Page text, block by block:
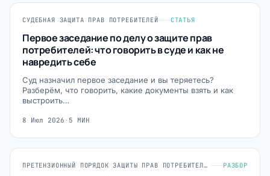
СУДЕБНАЯ ЗАЩИТА ПРАВ ПОТРЕБИТЕЛЕЙ СТАТЬЯ
Первое заседание по делу о защите прав
потребителей: что говорить в суде и как не
навредить себе
Суд назначил первое заседание и вы теряетесь?
Разберём, что говорить, какие документы взять и как
выстроить…
8 Июл 2026 · 5 МИН
ПРЕТЕНЗИОННЫЙ ПОРЯДОК ЗАЩИТЫ ПРАВ ПОТРЕБИТЕЛЕЙ РАЗБОР